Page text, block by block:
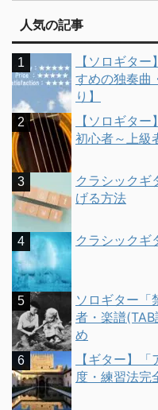
人気の記事
【ソロギタ
すめの独奏曲
り】
【ソロギタ
初心者～上級
クラシックギ
げる方法
クラシックギ
ソロギター「
者・楽譜
め
【ギター】
度・練習法完